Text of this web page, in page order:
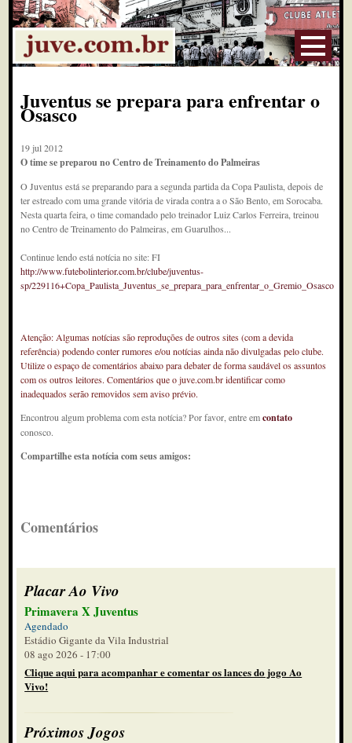
Juventus se prepara para enfrentar o
Osasco
19 jul 2012
O time se preparou no Centro de Treinamento do Palmeiras
O Juventus está se preparando para a segunda partida da Copa Paulista, depois de
ter estreado com uma grande vitória de virada contra a o São Bento, em Sorocaba.
Nesta quarta feira, o time comandado pelo treinador Luiz Carlos Ferreira, treinou
no Centro de Treinamento do Palmeiras, em Guarulhos...
Continue lendo está notícia no site: FI
http://www.futebolinterior.com.br/clube/juventus-
sp/229116+Copa_Paulista_Juventus_se_prepara_para_enfrentar_o_Gremio_Osasco
Atenção: Algumas notícias são reproduções de outros sites (com a devida
referência) podendo conter rumores e/ou notícias ainda não divulgadas pelo clube.
Utilize o espaço de comentários abaixo para debater de forma saudável os assuntos
com os outros leitores. Comentários que o juve.com.br identificar como
inadequados serão removidos sem aviso prévio.
Encontrou algum problema com esta notícia? Por favor, entre emcontato
conosco.
Compartilhe esta notícia com seus amigos:
Comentários
Placar Ao Vivo
Primavera X Juventus
Agendado
Estádio Gigante da Vila Industrial
08 ago 2026 - 17:00
Clique aqui para acompanhar e comentar os lances do jogo Ao
Vivo!
Próximos Jogos